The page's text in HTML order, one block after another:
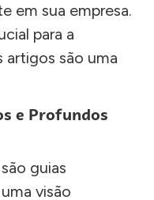
em sua empresa.
para a
são uma
e Profundos
guias
visão